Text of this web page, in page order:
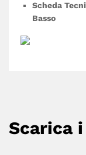
Scheda
Basso
Scarica